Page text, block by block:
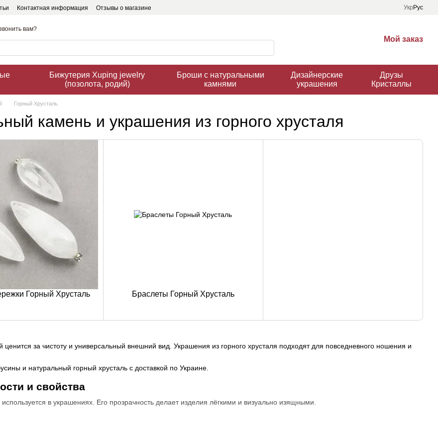
Контактная информация Отзывы о магазине Укр Рус
вам?
Мой заказ
Бижутерия Xuping jewelry
(позолота, родий)
Броши с натуральными
камнями
Дизайнерские
украшения
Друзы
Кристаллы
Горный Хрусталь
камень и украшения из горного хрусталя
за чистоту и универсальный внешний вид. Украшения из горного хрусталя подходят для повседневного ношения и
и натуральный горный хрусталь с доставкой по Украине.
и свойства
в украшениях. Его прозрачность делает изделия лёгкими и визуально изящными.
Горный Хрусталь Браслеты Горный Хрусталь